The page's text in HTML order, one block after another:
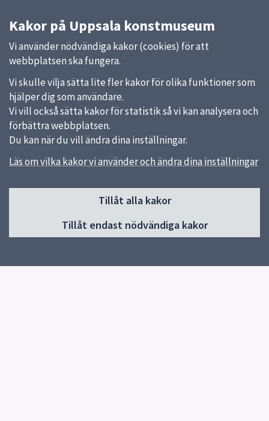
Kakor på Uppsala konstmuseum
Vi använder nödvändiga kakor (cookies) för att
webbplatsen ska fungera.
Vi skulle vilja sätta lite fler kakor för olika funktioner som
hjälper dig som användare.
Vi vill också sätta kakor för statistik så vi kan analysera och
förbättra webbplatsen.
Du kan när du vill ändra dina inställningar.
Läs om vilka kakor vi använder och ändra dina inställningar
Tillåt alla kakor
Tillåt endast nödvändiga kakor
Sidfot
Besök museet